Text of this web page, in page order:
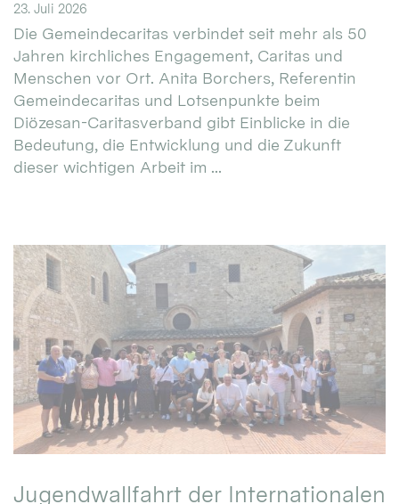
23. Juli 2026
Die Gemeindecaritas verbindet seit mehr als 50
Jahren kirchliches Engagement, Caritas und
Menschen vor Ort. Anita Borchers, Referentin
Gemeindecaritas und Lotsenpunkte beim
Diözesan-Caritasverband gibt Einblicke in die
Bedeutung, die Entwicklung und die Zukunft
dieser wichtigen Arbeit im ...
Jugendwallfahrt der Internationalen